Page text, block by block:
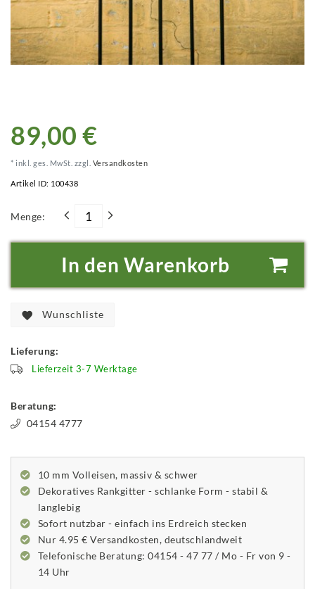
89,00 €
* inkl. ges. MwSt. zzgl. Versandkosten
Artikel ID: 100438
Menge:
In den Warenkorb
Wunschliste
Lieferung:
Lieferzeit 3-7 Werktage
Beratung:
04154 4777
10 mm Volleisen, massiv & schwer
Dekoratives Rankgitter - schlanke Form - stabil &
langlebig
Sofort nutzbar - einfach ins Erdreich stecken
Nur 4.95 € Versandkosten, deutschlandweit
Telefonische Beratung: 04154 - 47 77 / Mo - Fr von 9 -
14 Uhr